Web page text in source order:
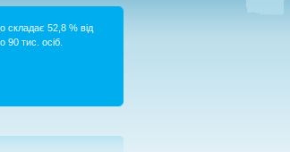
складає 52,8 % від
90 тис. осіб.